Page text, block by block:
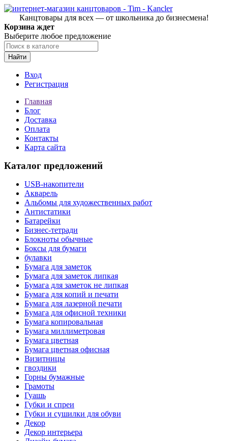
Канцтовары для всех — от школьника до бизнесмена!
Корзина ждет
Выберите любое предложение
Найти
Вход
Регистрация
Главная
Блог
Доставка
Оплата
Контакты
Карта сайта
Каталог предложений
USB-накопители
Акварель
Альбомы для художественных работ
Антистатики
Батарейки
Бизнес-тетради
Блокноты обычные
Боксы для бумаги
булавки
Бумага для заметок
Бумага для заметок липкая
Бумага для заметок не липкая
Бумага для копий и печати
Бумага для лазерной печати
Бумага для офисной техники
Бумага копировальная
Бумага миллиметровая
Бумага цветная
Бумага цветная офисная
Визитницы
гвоздики
Горны бумажные
Грамоты
Гуашь
Губки и спреи
Губки и сушилки для обуви
Декор
Декор интерьера